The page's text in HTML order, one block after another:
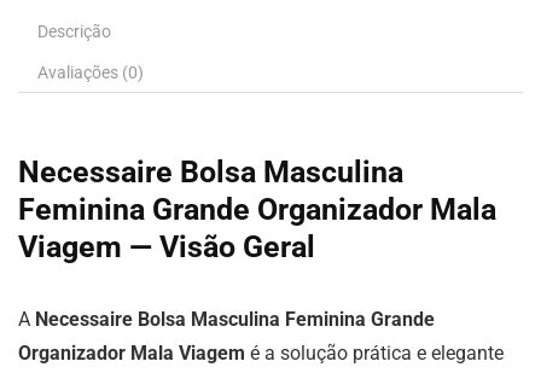
Descrição
Avaliações (0)
Necessaire Bolsa Masculina
Feminina Grande Organizador Mala
Viagem — Visão Geral
A Necessaire Bolsa Masculina Feminina Grande
Organizador Mala Viagem é a solução prática e elegante